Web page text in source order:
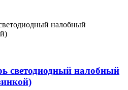
светодиодный налобный